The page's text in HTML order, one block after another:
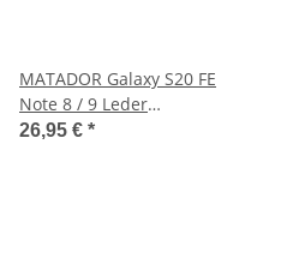
MATADOR Galaxy S20 FE
Note 8 / 9 Leder
Gürteltasche Antik Schwarz
26,95 € *